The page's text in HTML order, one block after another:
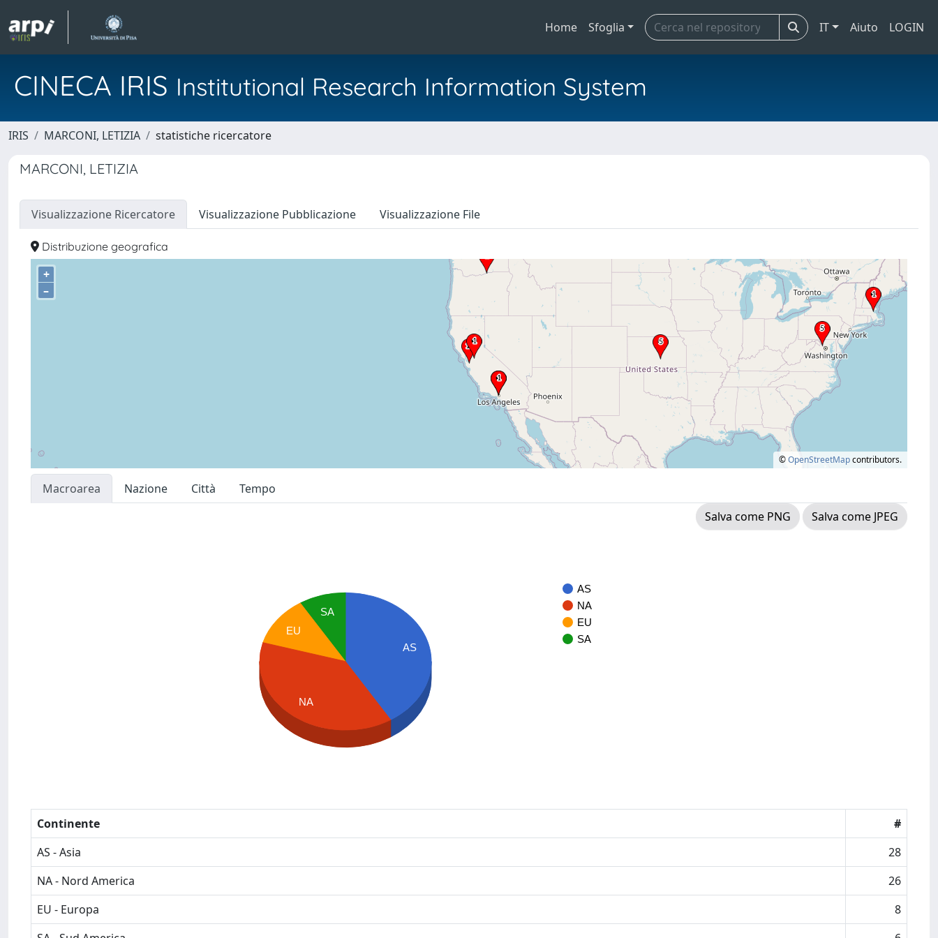
Home Sfoglia IT Aiuto LOGIN
CINECA IRIS Institutional Research Information System
IRIS MARCONI, LETIZIA statistiche ricercatore
MARCONI, LETIZIA
Visualizzazione Ricercatore Visualizzazione Pubblicazione Visualizzazione File
Distribuzione geografica
+
–
©OpenStreetMapcontributors.
Macroarea Nazione Città
Tempo
Salva come PNG
Salva come JPEG
AS
NA
EU
SA
AS
SA
EU
NA
Continente
#
AS - Asia
28
NA - Nord America
26
EU - Europa
8